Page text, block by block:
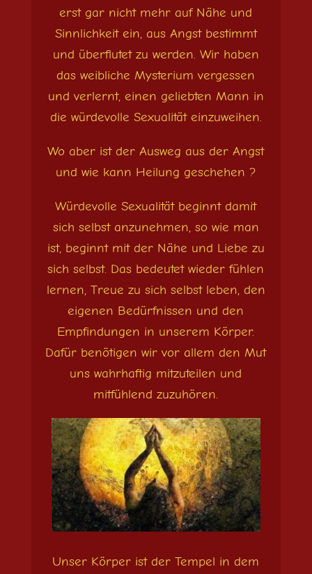
erst gar nicht mehr auf Nähe und
Sinnlichkeit ein, aus Angst bestimmt
und überflutet zu werden. Wir haben
das weibliche Mysterium vergessen
und verlernt, einen geliebten Mann in
die würdevolle Sexualität einzuweihen.
Wo aber ist der Ausweg aus der Angst
und wie kann Heilung geschehen ?
Würdevolle Sexualität beginnt damit
sich selbst anzunehmen, so wie man
ist, beginnt mit der Nähe und Liebe zu
sich selbst. Das bedeutet wieder fühlen
lernen, Treue zu sich selbst leben, den
eigenen Bedürfnissen und den
Empfindungen in unserem Körper.
Dafür benötigen wir vor allem den Mut
uns wahrhaftig mitzuteilen und
mitfühlend zuzuhören.
Unser Körper ist der Tempel in dem